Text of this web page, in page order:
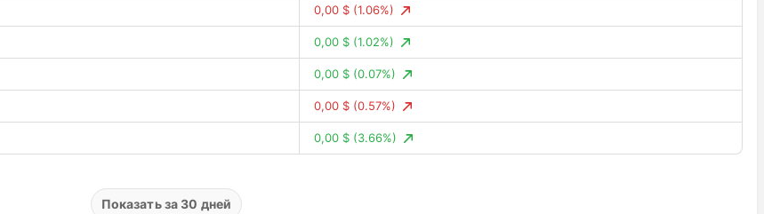
0,00 $ (1.06%)
0,00 $ (1.02%)
0,00 $ (0.07%)
0,00 $ (0.57%)
0,00 $ (3.66%)
Показать за 30 дней